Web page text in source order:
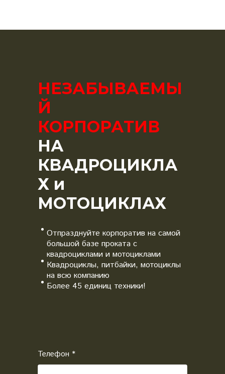
НЕЗАБЫВАЕМЫ
Й
КОРПОРАТИВ
НА
КВАДРОЦИКЛА
Х и
МОТОЦИКЛАХ
Отпразднуйте корпоратив на самой
большой базе проката с
квадроциклами и мотоциклами
Квадроциклы, питбайки, мотоциклы
на всю компанию
Более 45 единиц техники!
Телефон *